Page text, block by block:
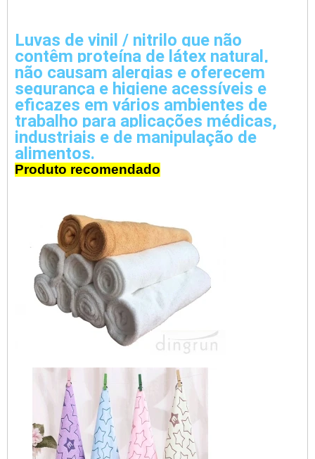
Luvas de vinil / nitrilo que não
contêm proteína de látex natural,
não causam alergias e oferecem
segurança e higiene acessíveis e
eficazes em vários ambientes de
trabalho para aplicações médicas,
industriais e de manipulação de
alimentos.
Produto recomendado